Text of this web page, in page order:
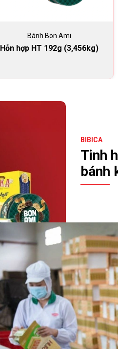
Bánh Bon Ami
Hỗn hợp HT 192g (3,456kg)
BIBICA
Tinh
bánh